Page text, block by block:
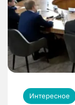
Интересное